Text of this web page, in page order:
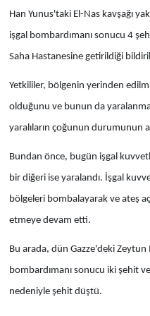
Han Yunus'taki El-Nas kavşağı
işgal bombardımanı sonucu 4
Saha Hastanesine getirildiği
Yetkililer, bölgenin yerinden
olduğunu ve bunun da yaralanma
yaralıların çoğunun durumunun
Bundan önce, bugün işgal
bir diğeri ise yaralandı. İşgal
bölgeleri bombalayarak ve ateş
etmeye devam etti.
Bu arada, dün Gazze'deki Zeytun
bombardımanı sonucu iki şehit
nedeniyle şehit düştü.